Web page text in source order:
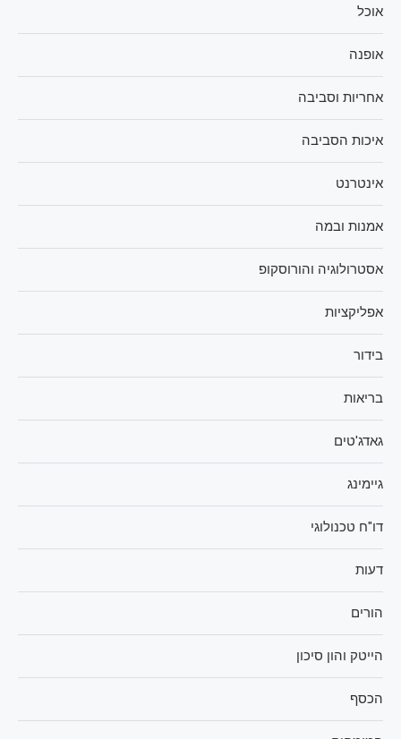
אוכל
אופנה
אחריות וסביבה
איכות הסביבה
אינטרנט
אמנות ובמה
אסטרולוגיה והורוסקופ
אפליקציות
בידור
בריאות
גאדג'טים
גיימינג
דו"ח טכנולוגי
דעות
הורים
הייטק והון סיכון
הכסף